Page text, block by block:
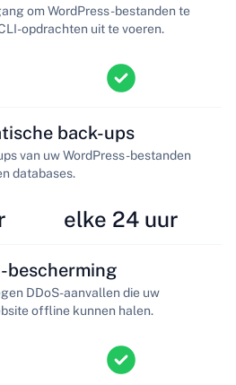
om WordPress-bestanden te
opdrachten uit te voeren.
back-ups
van uw WordPress-bestanden
databases.
elke 24 uur
bescherming
DDoS-aanvallen die uw
offline kunnen halen.